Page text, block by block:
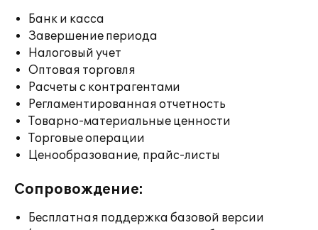
Банк и касса
Завершение периода
Налоговый учет
Оптовая торговля
Расчеты с контрагентами
Регламентированная отчетность
Товарно-материальные ценности
Торговые операции
Ценообразование, прайс-листы
Сопровождение:
Бесплатная поддержка базовой версии